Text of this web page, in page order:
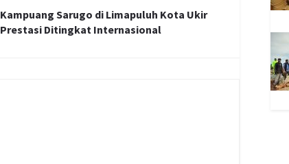
Kampuang Sarugo di Limapuluh Kota Ukir
Prestasi Ditingkat Internasional